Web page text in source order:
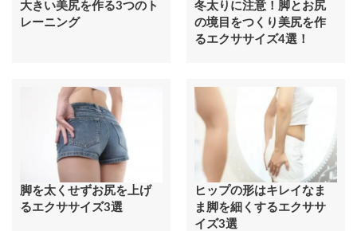
大きい美尻を作る3つのト
レーニング
冬太りに注意！脚とお尻
の境目をつくり美尻を作
るエクササイズ4選！
脚を太くせずお尻を上げ
るエクササイズ3選
ヒップの形はキレイなま
ま脚を細くするエクササ
イズ3選